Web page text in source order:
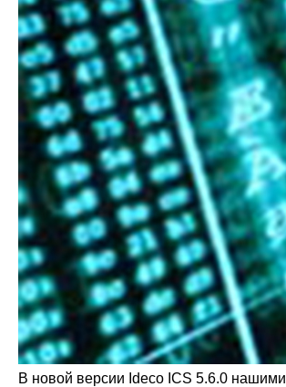
В новой версии Ideco ICS 5.6.0 нашими